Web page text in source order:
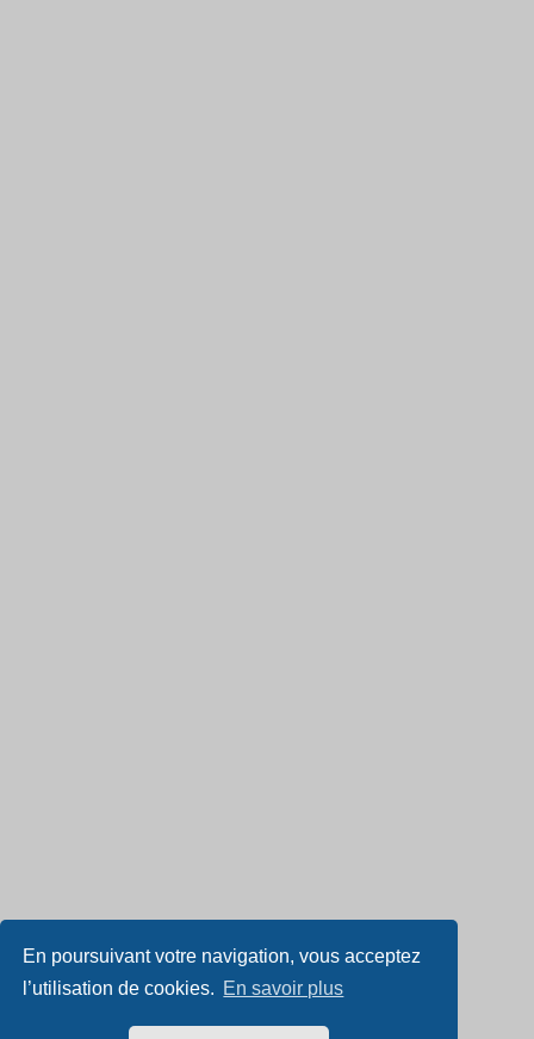
En poursuivant votre navigation, vous acceptez
l’utilisation de cookies. En savoir plus